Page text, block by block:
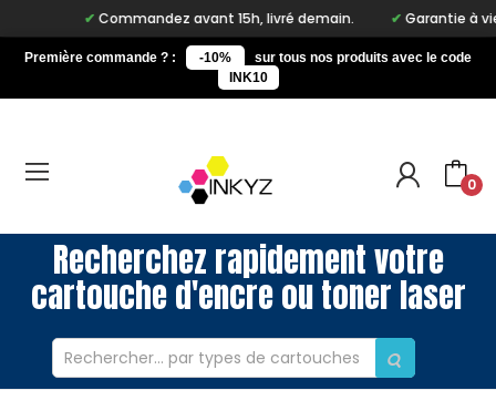
Commandez avant 15h, livré demain. Garantie à vie
Première commande ? : -10%
sur tous nos produits avec le code
INK10
0
Recherchez rapidement votre
cartouche d'encre ou toner laser